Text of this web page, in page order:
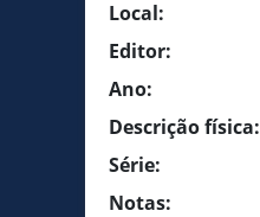
Local:
Editor:
Ano:
Descrição física:
Série:
Notas: